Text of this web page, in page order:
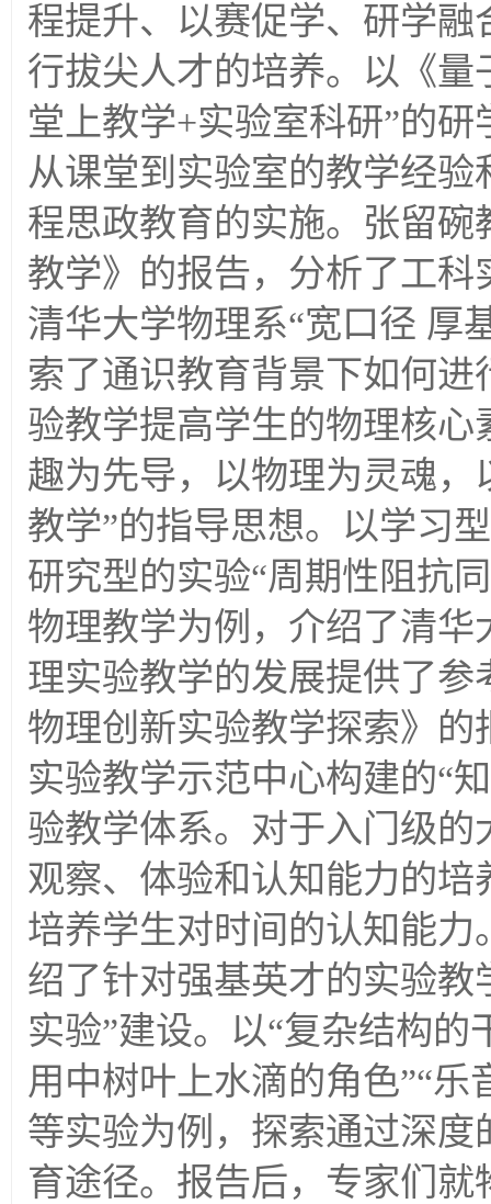
程提升、以赛促学、研学
行拔尖人才的培养。以《
堂上教学+实验室科研”的
从课堂到实验室的教学经
程思政教育的实施。张留
教学》的报告，分析了工
清华大学物理系“宽口径 厚
索了通识教育背景下如何
验教学提高学生的物理核
趣为先导，以物理为灵魂
教学”的指导思想。以学习
研究型的实验“周期性阻抗
物理教学为例，介绍了清
理实验教学的发展提供了
物理创新实验教学探索》
实验教学示范中心构建的“
验教学体系。对于入门级
观察、体验和认知能力的培
培养学生对时间的认知能
绍了针对强基英才的实验
实验”建设。以“复杂结构的
用中树叶上水滴的角色”“
等实验为例，探索通过深
育途径。报告后，专家们